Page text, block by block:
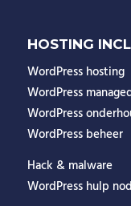
HOSTING
WordPress hosting
WordPress
WordPress
WordPress beheer
Hack & malware
WordPress hulp